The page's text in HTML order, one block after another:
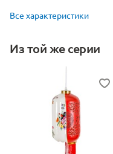
Все характеристики
Из той же серии